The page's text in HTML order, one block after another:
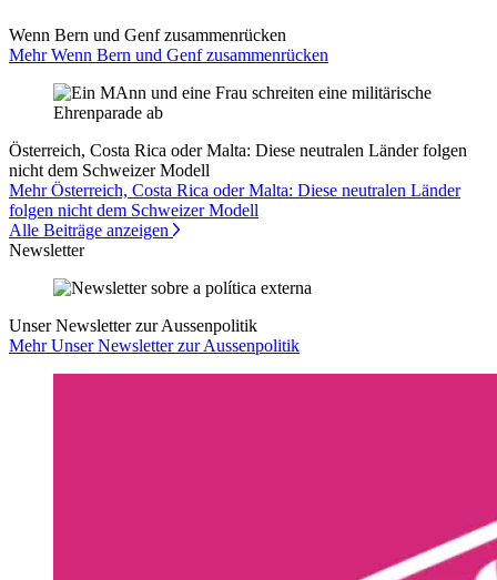
Wenn Bern und Genf zusammenrücken
Mehr Wenn Bern und Genf zusammenrücken
Österreich, Costa Rica oder Malta: Diese neutralen Länder folgen
nicht dem Schweizer Modell
Mehr Österreich, Costa Rica oder Malta: Diese neutralen Länder
folgen nicht dem Schweizer Modell
Alle Beiträge anzeigen
Newsletter
Unser Newsletter zur Aussenpolitik
Mehr Unser Newsletter zur Aussenpolitik